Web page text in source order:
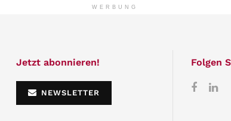
WERBUNG
Jetzt abonnieren!
NEWSLETTER
Folgen